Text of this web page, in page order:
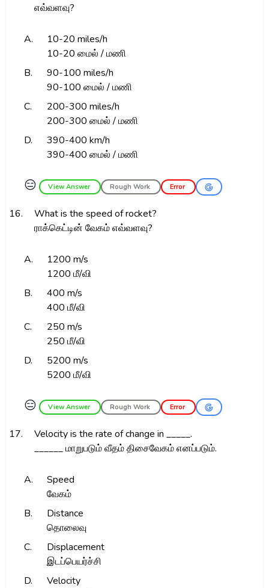
எவ்வளவு?
A.
10-20 miles/h
10-20 மைல் / மணி
B.
90-100 miles/h
90-100 மைல் / மணி
C.
200-300 miles/h
200-300 மைல் / மணி
D.
390-400 km/h
390-400 மைல் / மணி
😑 View Answer Rough Work Error
16.
What is the speed of rocket?
ராக்கெட்டின் வேகம் எவ்வளவு?
A.
1200 m/s
1200 மீ/வி
B.
400 m/s
400 மீ/வி
C.
250 m/s
250 மீ/வி
D.
5200 m/s
5200 மீ/வி
😑 View Answer Rough Work Error
17.
Velocity is the rate of change in _____.
______ மாறுபடும் வீதம் திசைவேகம் எனப்படும்.
A.
Speed
வேகம்
B.
Distance
தொலைவு
C.
Displacement
இடப்பெயர்ச்சி
D.
Velocity